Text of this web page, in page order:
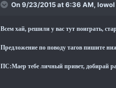
On 9/23/2015 at 6:36 AM, lowol
Всем хай, решили у вас тут поиграть,
Предложение по поводу тагов пишите
ПС:Маер тебе личный привет, добирай